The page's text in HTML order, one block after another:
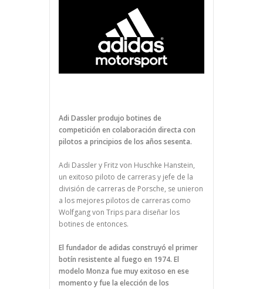
Adi Dassler produjo botines de
competición en colaboración directa con
pilotos a principios de los años sesenta.
Adi Dassler y Fritz von Huschke Hanstein,
un exitoso piloto de carreras y jefe de la
división de carreras de Porsche, se unieron
a los mejores pilotos de carreras como
Wolfgang von Trips para diseñar los
botines de entonces.
El fundador de adidas construyó el primer
botín resistente al fuego en 1974. El
modelo Monza fue muy exitoso en ese
momento y fue la elección de los